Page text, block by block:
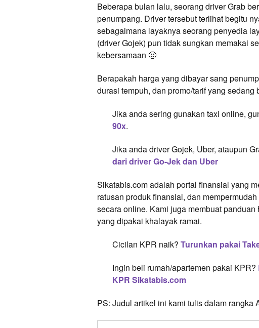
Beberapa bulan lalu, seorang driver Grab
penumpang. Driver tersebut terlihat begitu
sebagaimana layaknya seorang penyedia
(driver Gojek) pun tidak sungkan memakai
kebersamaan 🙂
Berapakah harga yang dibayar sang
durasi tempuh, dan promo/tarif yang sedang
Jika anda sering gunakan taxi online,
90x.
Jika anda driver Gojek, Uber, ataupun
dari driver Go-Jek dan Uber
Sikatabis.com adalah portal finansial yang
ratusan produk finansial, dan
secara online. Kami juga membuat
yang dipakai khalayak ramai.
Cicilan KPR naik? Turunkan pakai
Ingin beli rumah/apartemen pakai KPR?
KPR Sikatabis.com
PS: Judul artikel ini kami tulis dalam rangka